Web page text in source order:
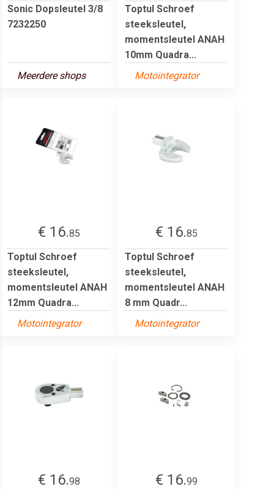
Sonic Dopsleutel 3/8
7232250
Meerdere shops
Toptul Schroef
steeksleutel,
momentsleutel ANAH
10mm Quadra...
Motointegrator
€ 16.85
Toptul Schroef
steeksleutel,
momentsleutel ANAH
12mm Quadra...
Motointegrator
€ 16.85
Toptul Schroef
steeksleutel,
momentsleutel ANAH
8 mm Quadr...
Motointegrator
€ 16.98
€ 16.99